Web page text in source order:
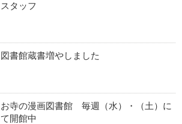
スタッフ
図書館蔵書増やしました
お寺の漫画図書館 毎週（水）・（土）に
て開館中